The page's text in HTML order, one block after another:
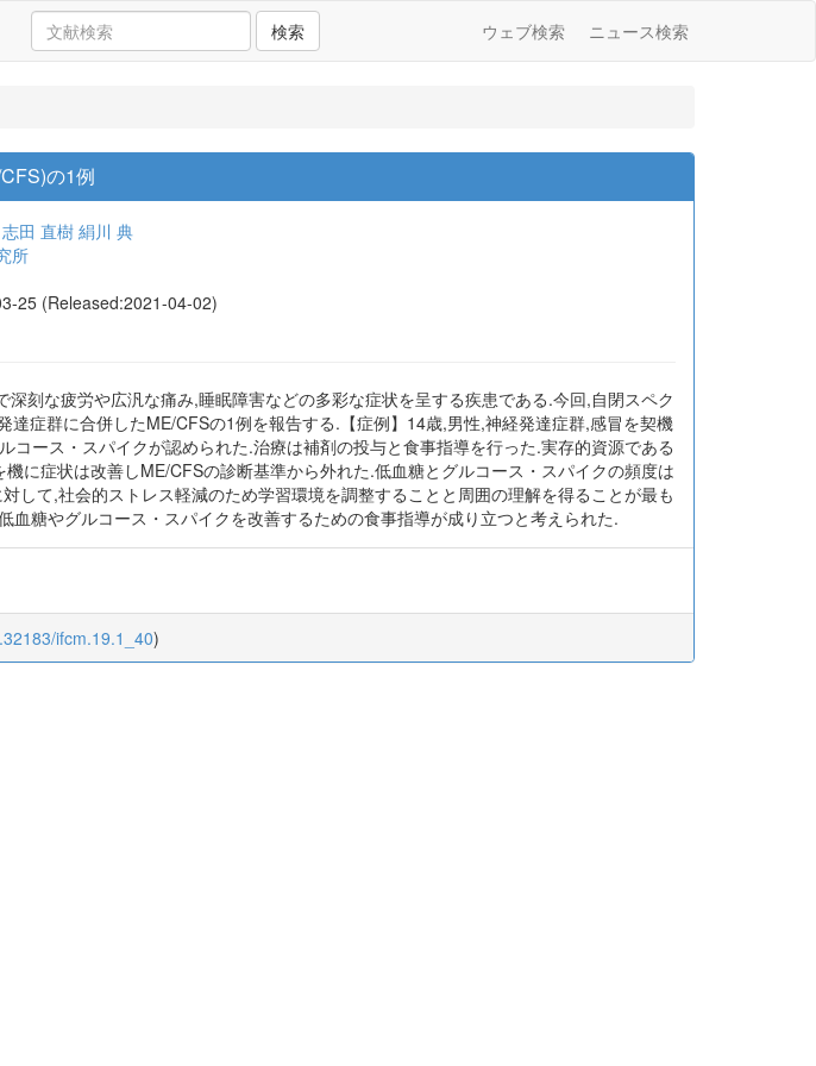
検索 ウェブ検索 ニュース検索
の1例
志田 直樹 絹川 典
所
25 (Released:2021-04-02)
刻な疲労や広汎な痛み,睡眠障害などの多彩な症状を呈する疾患である.今回,自閉スペク
達症群に合併したME/CFSの1例を報告する.【症例】14歳,男性,神経発達症群,感冒を契機
コース・スパイクが認められた.治療は補剤の投与と食事指導を行った.実存的資源である
に症状は改善しME/CFSの診断基準から外れた.低血糖とグルコース・スパイクの頻度は
して,社会的ストレス軽減のため学習環境を調整することと周囲の理解を得ることが最も
糖やグルコース・スパイクを改善するための食事指導が成り立つと考えられた.
ifcm.19.1_40)